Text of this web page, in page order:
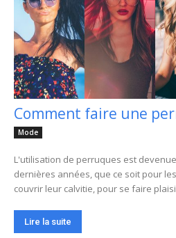
Comment faire une
Mode
L'utilisation de perruques est
dernières années, que ce soit pour
couvrir leur calvitie, pour se faire
Lire la suite